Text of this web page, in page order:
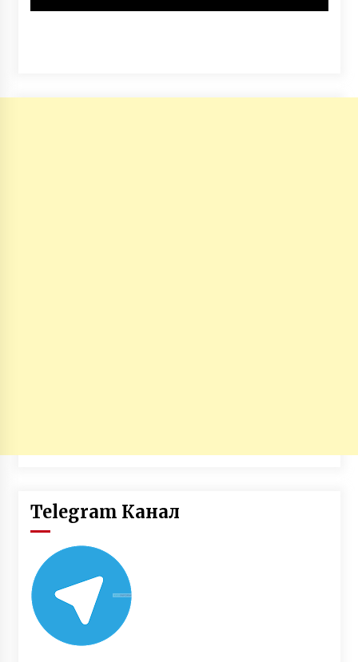
Telegram Канал